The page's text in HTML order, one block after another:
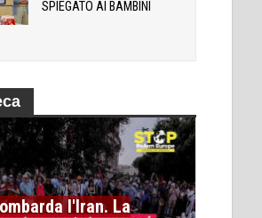
SPIEGATO AI BAMBINI
l'Iran. La